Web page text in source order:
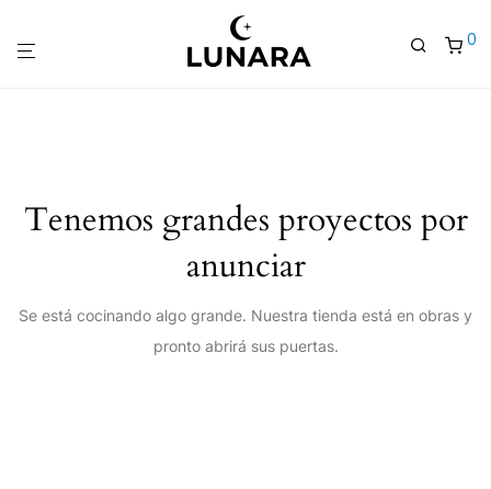
0
Tenemos grandes proyectos por
anunciar
Se está cocinando algo grande. Nuestra tienda está en obras y
pronto abrirá sus puertas.